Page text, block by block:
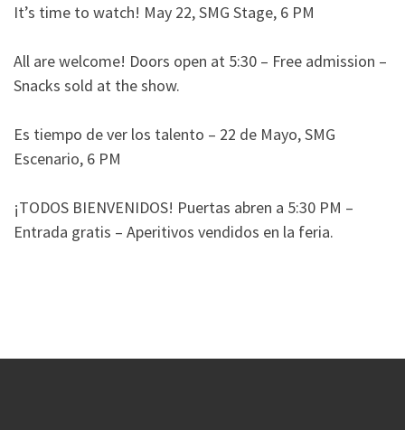
It’s time to watch! May 22, SMG Stage, 6 PM⁠
All are welcome! Doors open at 5:30⁠ – Free admission –
Snacks sold at the show.
Es tiempo de ver los talento – 22 de Mayo, SMG
Escenario, 6 PM⁠
¡TODOS BIENVENIDOS! Puertas abren a 5:30 PM –
Entrada gratis – Aperitivos vendidos en la feria.